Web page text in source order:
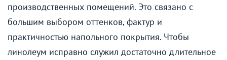
производственных помещений. Это связано с
большим выбором оттенков, фактур и
практичностью напольного покрытия. Чтобы
линолеум исправно служил достаточно длительное